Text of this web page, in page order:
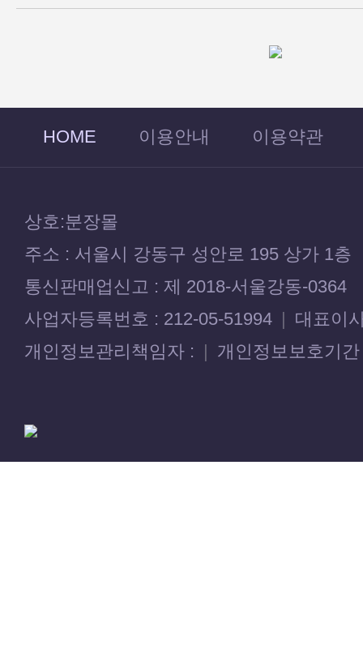
HOME 이용안내 이용약관
상호:분장몰
주소 : 서울시 강동구 성안로 195 상가 1층
통신판매업신고 : 제 2018-서울강동-0364
사업자등록번호 : 212-05-51994 | 대표이
개인정보관리책임자 : | 개인정보보호기